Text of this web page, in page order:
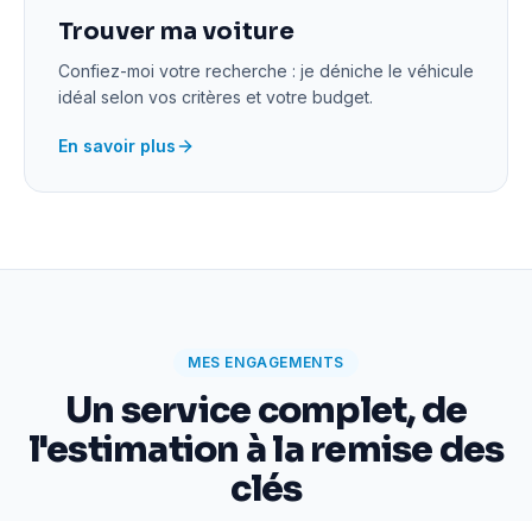
Trouver ma voiture
Confiez-moi votre recherche : je déniche le véhicule
idéal selon vos critères et votre budget.
En savoir plus
MES ENGAGEMENTS
Un service complet, de
l'estimation à la remise des
clés